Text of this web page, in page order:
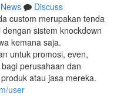
News
Discuss
custom merupakan tenda
sistem knockdown
kemana saja.
untuk promosi, even,
perusahaan dan
atau jasa mereka.
user